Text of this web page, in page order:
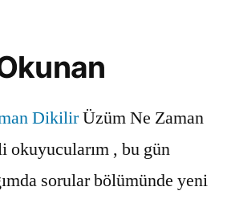
DikilirÜzüm Ne Zaman
, bu gün
sorular bölümünde yeni